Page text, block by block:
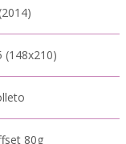
(148x210)
80g